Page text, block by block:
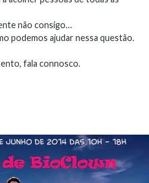
não consigo…
podemos ajudar nessa questão.
fala connosco.